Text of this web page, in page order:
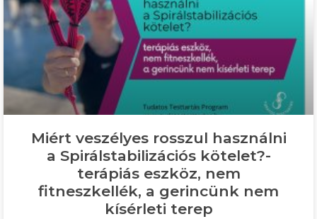
Miért veszélyes rosszul használni
a Spirálstabilizációs kötelet?-
terápiás eszköz, nem
fitneszkellék, a gerincünk nem
kísérleti terep